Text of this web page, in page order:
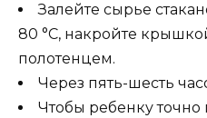
Залейте сырье
80 °C, накройте
полотенцем.
Через пять-шесть
Чтобы ребенку